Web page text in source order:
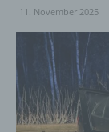
11. November 2025